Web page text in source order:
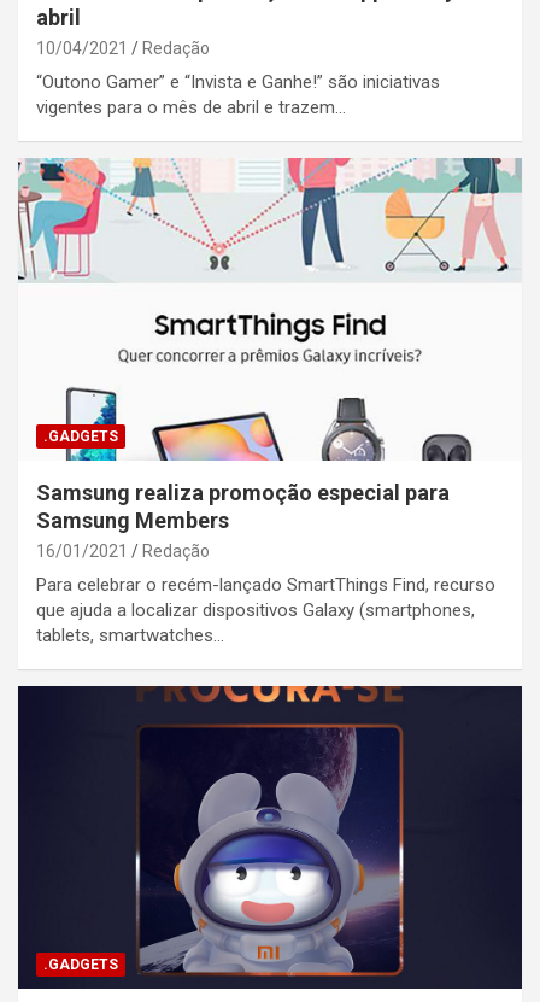
abril
10/04/2021 Redação
“Outono Gamer” e “Invista e Ganhe!” são iniciativas
vigentes para o mês de abril e trazem…
.GADGETS
Samsung realiza promoção especial para
Samsung Members
16/01/2021 Redação
Para celebrar o recém-lançado SmartThings Find, recurso
que ajuda a localizar dispositivos Galaxy (smartphones,
tablets, smartwatches…
.GADGETS